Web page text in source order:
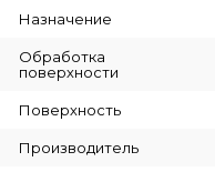
Назначение
Обработка
поверхности
Поверхность
Производитель